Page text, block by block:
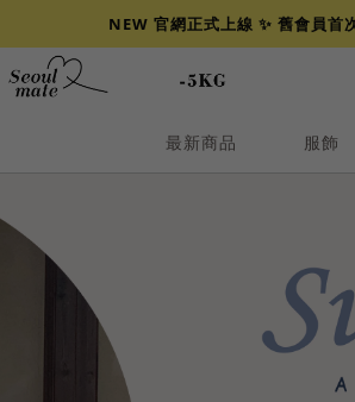
NEW 官網正式上線 ✨ 舊會員首
最新商品 服飾